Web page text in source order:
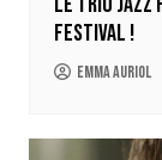
Festival !
Emma Auriol